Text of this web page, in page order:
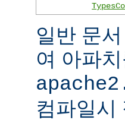
일반 문
여 아파
컴파일시